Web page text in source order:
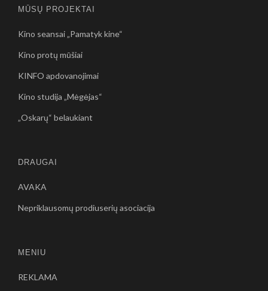
MŪSŲ PROJEKTAI
Kino seansai „Pamatyk kine“
Kino protų mūšiai
KINFO apdovanojimai
Kino studija „Mėgėjas“
„Oskarų“ belaukiant
DRAUGAI
AVAKA
Nepriklausomų prodiuserių asociacija
MENIU
REKLAMA